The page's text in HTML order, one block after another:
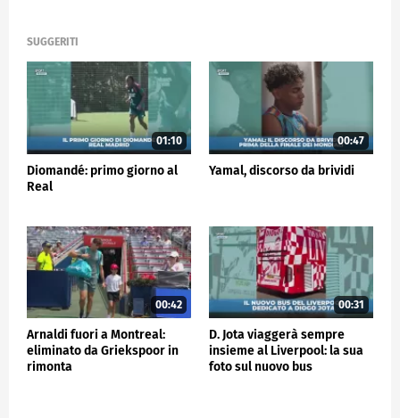
SUGGERITI
01:10
Diomandé: primo giorno al
Real
00:47
Yamal, discorso da brividi
00:42
Arnaldi fuori a Montreal:
eliminato da Griekspoor in
rimonta
00:31
D. Jota viaggerà sempre
insieme al Liverpool: la sua
foto sul nuovo bus